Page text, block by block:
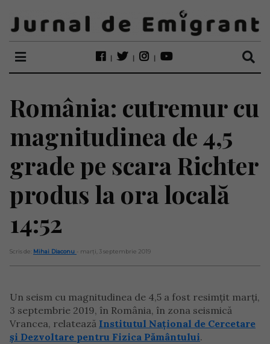
România: cutremur cu
magnitudinea de 4,5
grade pe scara Richter
produs la ora locală
14:52
Scris de: Mihai Diaconu - marți, 3 septembrie 2019
Un seism cu magnitudinea de 4,5 a fost resimțit marți,
3 septembrie 2019, în România, în zona seismică
Vrancea, relatează Institutul Național de Cercetare
și Dezvoltare pentru Fizica Pământului.